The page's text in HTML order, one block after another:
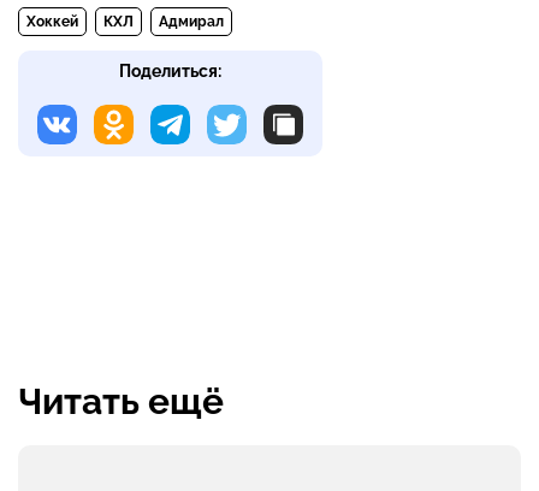
Хоккей КХЛ Адмирал
Поделиться:
Читать ещё